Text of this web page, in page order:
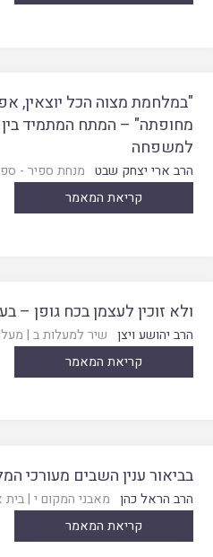
"במלחמת מצוה הכל יוצאין,
מחופתה" – המתח המתמיד בין
למשפחה
הרב ארי יצחק שבט מנחת ספיר -
קריאת המאמר
ולא זוכין לעצמן בכח גופן –
הרב יהושע ויצן שיר למעלות ב |
קריאת המאמר
בביאור ענין השבים מעורכי
הרב הראל כהן מאבני המקום י |בית
קריאת המאמר